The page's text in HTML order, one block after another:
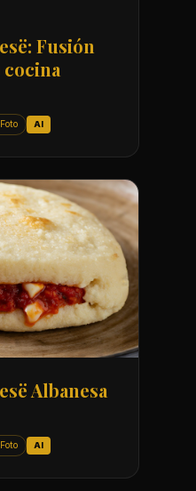
Fusión
cocina
AI
Albanesa
AI